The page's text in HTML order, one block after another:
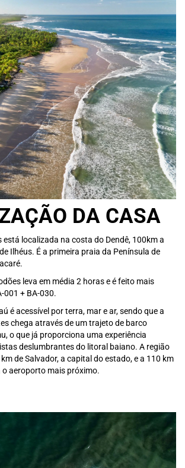
DA CASA
está localizada na costa do Dendê, 100km a
Ilhéus. É a primeira praia da Península de
leva em média 2 horas e é feito mais
001 + BA-030.
é acessível por terra, mar e ar, sendo que a
chega através de um trajeto de barco
o que já proporciona uma experiência
deslumbrantes do litoral baiano. A região
de Salvador, a capital do estado, e a 110 km
o aeroporto mais próximo.